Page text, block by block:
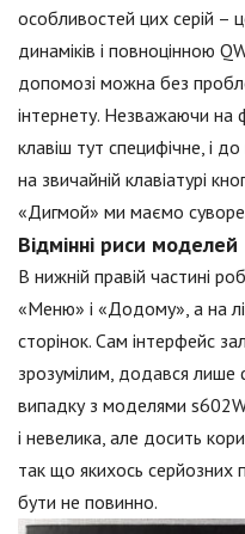
особливостей цих серій –
динаміків і повноцінною
допомозі можна без
інтернету. Незважаючи на
клавіш тут специфічне, і
на звичайній клавіатурі
«Дигмой» ми маємо суворе
Відмінні риси моделей
В нижній правій частині
«Меню» і «Додому», а на
сторінок. Сам інтерфейс
зрозумілим, додався лише
випадку з моделями
і невелика, але досить
так що якихось серйозних
бути не повинно.